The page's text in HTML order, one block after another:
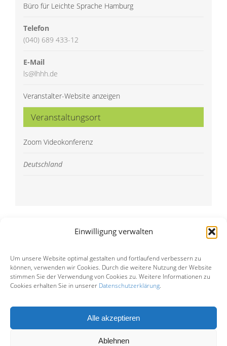
Einwilligung verwalten
Um unsere Website optimal gestalten und fortlaufend verbessern zu
können, verwenden wir Cookies. Durch die weitere Nutzung der Website
stimmen Sie der Verwendung von Cookies zu. Weitere Informationen zu
Cookies erhalten Sie in unserer Datenschutzerklärung.
Alle akzeptieren
Ablehnen
Veranstaltungsort
Zoom Videokonferenz
Deutschland
Büro für Leichte Sprache Hamburg
Telefon
(040) 689 433-12
E-Mail
ls@lhhh.de
Veranstalter-Website anzeigen
© Copyright 2015 -2026 | Eine
Einrichtung derLebenshilfe
Landesverband Hamburg e. V.